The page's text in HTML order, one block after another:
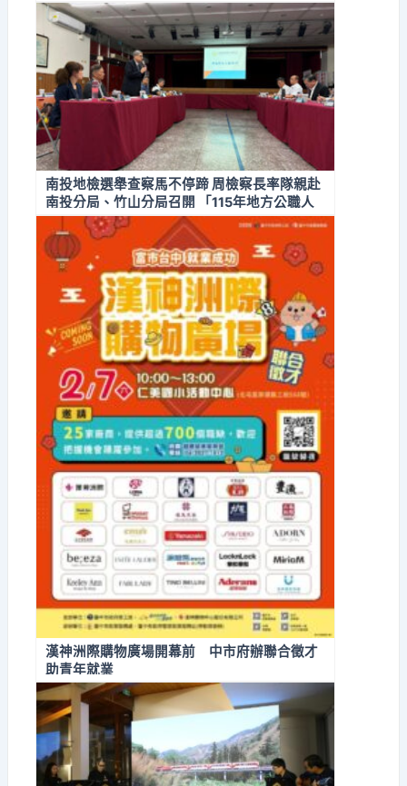
南投地檢選舉查察馬不停蹄 周檢察長率隊親赴
南投分局、竹山分局召開 「115年地方公職人
員選舉查察檢警分區座談會」 全面掌握第一線
選情
漢神洲際購物廣場開幕前 中市府辦聯合徵才
助青年就業